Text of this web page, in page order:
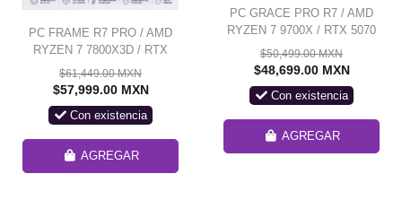
PC FRAME R7 PRO / AMD
RYZEN 7 7800X3D / RTX
5070 TI / 48GB RAM DDR5 /
2TB SSD NVME /
/ FUENTE 850W 80+ GOLD /
$61,449.00 MXN
$57,999.00 MXN
Con existencia
AGREGAR
PC GRACE PRO R7 / AMD
RYZEN 7 9700X / RTX 5070
TI / 32GB RAM DDR5/ 1TB
SSD NVME /
/ FUENTE 850W 80+ GOLD /
PROMOCION
$50,499.00 MXN
$48,699.00 MXN
Con existencia
AGREGAR